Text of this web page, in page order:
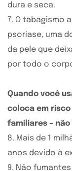
dura e seca.
7. O tabagismo
psoríase, uma
da pele que
por todo o
Quando você
coloca em risco
familiares –
8. Mais de 1
anos devido à
9. Não